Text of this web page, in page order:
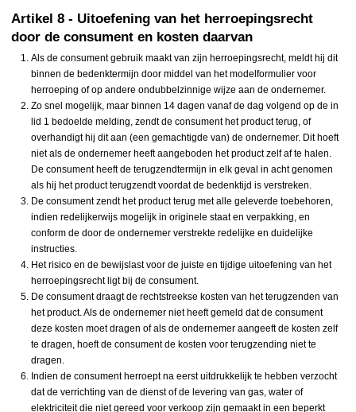
Artikel 8 - Uitoefening van het herroepingsrecht
door de consument en kosten daarvan
Als de consument gebruik maakt van zijn herroepingsrecht, meldt hij dit
binnen de bedenktermijn door middel van het modelformulier voor
herroeping of op andere ondubbelzinnige wijze aan de ondernemer.
Zo snel mogelijk, maar binnen 14 dagen vanaf de dag volgend op de in
lid 1 bedoelde melding, zendt de consument het product terug, of
overhandigt hij dit aan (een gemachtigde van) de ondernemer. Dit hoeft
niet als de ondernemer heeft aangeboden het product zelf af te halen.
De consument heeft de terugzendtermijn in elk geval in acht genomen
als hij het product terugzendt voordat de bedenktijd is verstreken.
De consument zendt het product terug met alle geleverde toebehoren,
indien redelijkerwijs mogelijk in originele staat en verpakking, en
conform de door de ondernemer verstrekte redelijke en duidelijke
instructies.
Het risico en de bewijslast voor de juiste en tijdige uitoefening van het
herroepingsrecht ligt bij de consument.
De consument draagt de rechtstreekse kosten van het terugzenden van
het product. Als de ondernemer niet heeft gemeld dat de consument
deze kosten moet dragen of als de ondernemer aangeeft de kosten zelf
te dragen, hoeft de consument de kosten voor terugzending niet te
dragen.
Indien de consument herroept na eerst uitdrukkelijk te hebben verzocht
dat de verrichting van de dienst of de levering van gas, water of
elektriciteit die niet gereed voor verkoop zijn gemaakt in een beperkt